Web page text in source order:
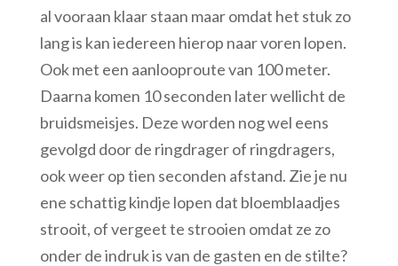
al vooraan klaar staan maar omdat het stuk zo
lang is kan iedereen hierop naar voren lopen.
Ook met een aanlooproute van 100 meter.
Daarna komen 10 seconden later wellicht de
bruidsmeisjes. Deze worden nog wel eens
gevolgd door de ringdrager of ringdragers,
ook weer op tien seconden afstand. Zie je nu
ene schattig kindje lopen dat bloemblaadjes
strooit, of vergeet te strooien omdat ze zo
onder de indruk is van de gasten en de stilte?